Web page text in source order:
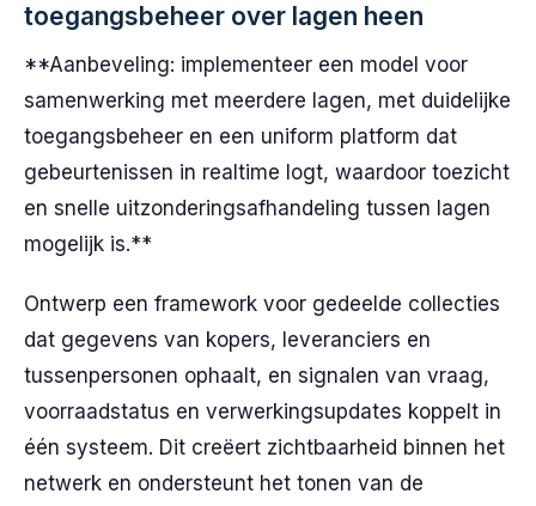
toegangsbeheer over lagen heen
**Aanbeveling: implementeer een model voor
samenwerking met meerdere lagen, met duidelijke
toegangsbeheer en een uniform platform dat
gebeurtenissen in realtime logt, waardoor toezicht
en snelle uitzonderingsafhandeling tussen lagen
mogelijk is.**
Ontwerp een framework voor gedeelde collecties
dat gegevens van kopers, leveranciers en
tussenpersonen ophaalt, en signalen van vraag,
voorraadstatus en verwerkingsupdates koppelt in
één systeem. Dit creëert zichtbaarheid binnen het
netwerk en ondersteunt het tonen van de